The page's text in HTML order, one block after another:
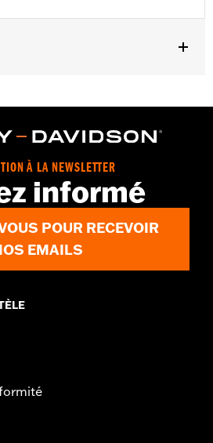
À LA NEWSLETTER
informé
POUR RECEVOIR
EMAILS